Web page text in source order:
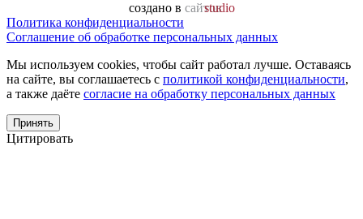
создано в
studio
Политика конфиденциальности
Соглашение об обработке персональных данных
Мы используем cookies, чтобы сайт работал лучше. Оставаясь
на сайте, вы соглашаетесь с политикой конфиденциальности,
а также даёте согласие на обработку персональных данных
Принять
Цитировать